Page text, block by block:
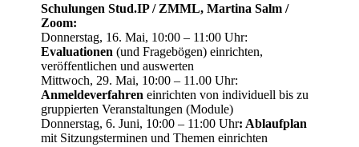
Schulungen Stud.IP / ZMML, Martina Salm /
Zoom:
Donnerstag, 16. Mai, 10:00 – 11:00 Uhr:
Evaluationen (und Fragebögen) einrichten,
veröffentlichen und auswerten
Mittwoch, 29. Mai, 10:00 – 11.00 Uhr:
Anmeldeverfahren einrichten von individuell bis zu
gruppierten Veranstaltungen (Module)
Donnerstag, 6. Juni, 10:00 – 11:00 Uhr: Ablaufplan
mit Sitzungsterminen und Themen einrichten